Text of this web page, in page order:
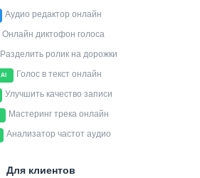
Аудио редактор онлайн
Онлайн диктофон голоса
Разделить ролик на дорожки
AI Голос в текст онлайн
Улучшить качество записи
Мастеринг трека онлайн
Анализатор частот аудио
Для клиентов